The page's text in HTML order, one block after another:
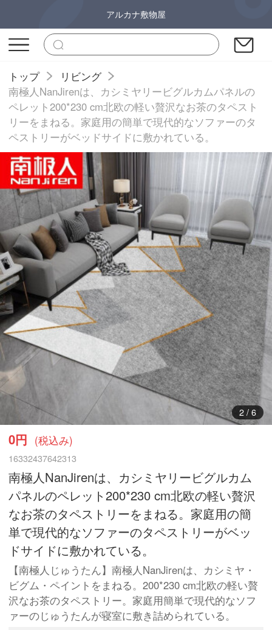
アルカナ敷物屋
トップ
リビング
南極人NanJirenは、カシミヤリービグルカムパネルの
ペレット200*230 cm北欧の軽い贅沢なお茶のタペスト
リーをまねる。家庭用の簡単で現代的なソファーのタ
ペストリーがベッドサイドに敷かれている。
3/ 6
0円 (税込み)
16332437642313
南極人NanJirenは、カシミヤリービグルカム
パネルのペレット200*230 cm北欧の軽い贅沢
なお茶のタペストリーをまねる。家庭用の簡
単で現代的なソファーのタペストリーがベッ
ドサイドに敷かれている。
【南極人じゅうたん】南極人NanJirenは、カシミヤ・
ビグム・ペイントをまねる。200*230 cm北欧の軽い贅
沢なお茶のタペストリー。家庭用簡単で現代的なソフ
ァーのじゅうたんが寝室に敷き詰められている。